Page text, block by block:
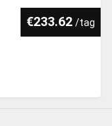
€233.62 /tag